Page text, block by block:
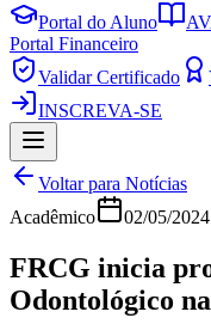
Portal do Aluno
Portal Financeiro
Validar Certificado
INSCREVA-SE
Voltar para Notícias
Acadêmico
02/05/2024
FRCG inicia
Odontológico